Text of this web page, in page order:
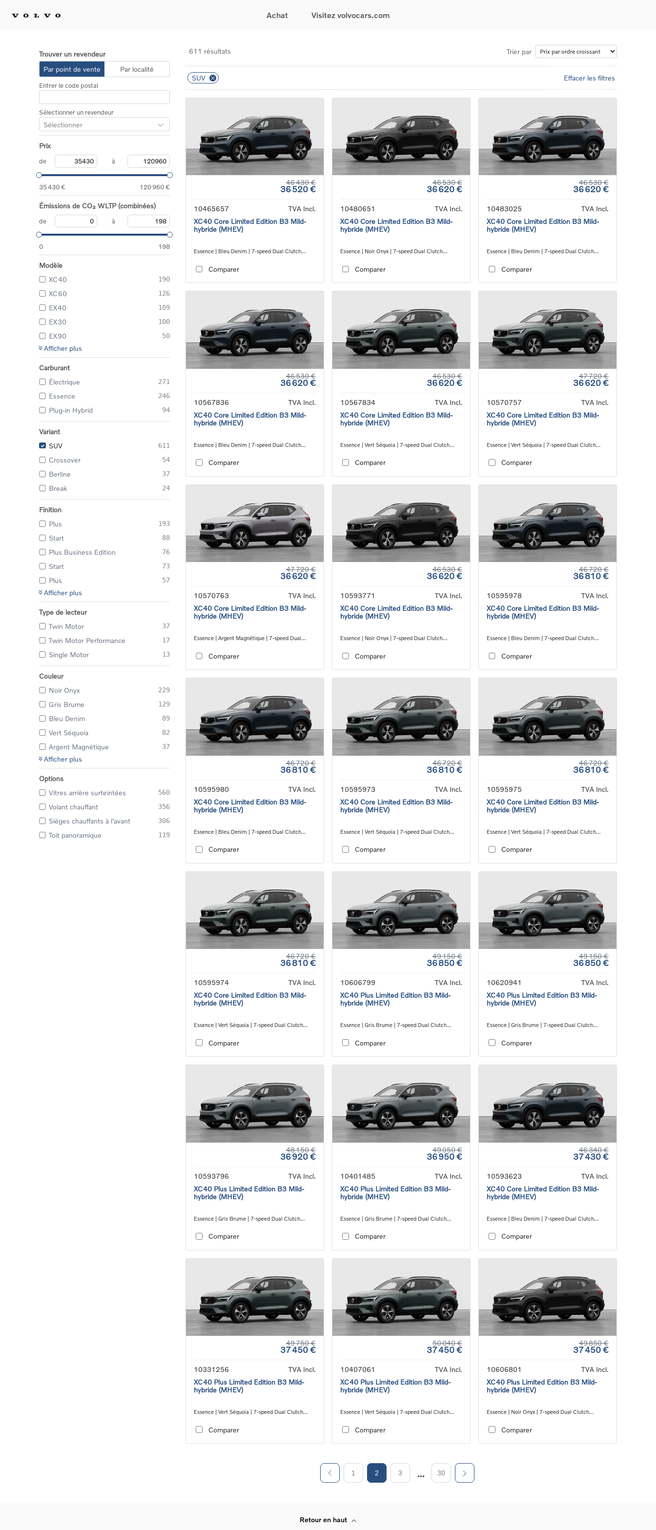
Achat
EX40
EC40
ES90
XC40
XC60
XC90
V60
Voitures hybrides
rechargeables
Berline
Crossover
Visitez volvocars.com
Configurez votre voiture
Offres du moment
Voitures d'occasion
Voitures de société &
Flotte
Diplomatic & Special sales
Véhicules spéciaux
Voitures électriques
Assurances
Entretien & Réparations
Reprise de votre voiture
Garantie
Service de dépannage
24/7
Trouver un distributeur
Contact
Trouver un revendeur
Par point de vente
Par localité
Entrer le code postal
Sélectionner un revendeur
Sélectionner
Prix
de à
35 430 € 120 960 €
Émissions de CO₂ WLTP (combinées)
de à
0 198
Modèle
XC40
190
XC60 126
EX40 109
EX30 100
EX90 50
Afficher plus
Carburant
Électrique
271
Essence 246
Plug-in Hybrid 94
Variant
SUV
611
Crossover 54
Berline 37
Break 24
Finition
Plus
193
Start 88
Plus Business Edition 76
Start 73
Plus 57
Afficher plus
Type de lecteur
Twin Motor
37
Twin Motor Performance 17
Single Motor 13
Couleur
Noir Onyx
229
Gris Brume 129
Bleu Denim 89
Vert Séquoia 82
Argent Magnétique 37
Afficher plus
Options
Vitres arrière surteintées
560
Volant chauffant 356
Sièges chauffants à l'avant 306
Toit panoramique 119
611 résultats Trier par
SUV Effacer les filtres
46 430 €
36 520 €
10465657
TVA Incl.
XC40 Core Limited Edition B3 Mild-
hybride (MHEV)
Essence | Bleu Denim | 7-speed Dual Clutch
Comparer
46 530 €
36 620 €
10480651
TVA Incl.
XC40 Core Limited Edition B3 Mild-
hybride (MHEV)
Essence | Noir Onyx | 7-speed Dual Clutch
Comparer
46 530 €
36 620 €
10483025
TVA Incl.
XC40 Core Limited Edition B3 Mild-
hybride (MHEV)
Essence | Bleu Denim | 7-speed Dual Clutch
Comparer
46 530 €
36 620 €
10567836
TVA Incl.
XC40 Core Limited Edition B3 Mild-
hybride (MHEV)
Essence | Bleu Denim | 7-speed Dual Clutch
Comparer
46 530 €
36 620 €
10567834
TVA Incl.
XC40 Core Limited Edition B3 Mild-
hybride (MHEV)
Essence | Vert Séquoia | 7-speed Dual Clutch
Comparer
47 720 €
36 620 €
10570757
TVA Incl.
XC40 Core Limited Edition B3 Mild-
hybride (MHEV)
Essence | Vert Séquoia | 7-speed Dual Clutch
Comparer
47 720 €
36 620 €
10570763
TVA Incl.
XC40 Core Limited Edition B3 Mild-
hybride (MHEV)
Essence | Argent Magnétique | 7-speed Dual
Comparer
46 530 €
36 620 €
10593771
TVA Incl.
XC40 Core Limited Edition B3 Mild-
hybride (MHEV)
Essence | Noir Onyx | 7-speed Dual Clutch
Comparer
46 720 €
36 810 €
10595978
TVA Incl.
XC40 Core Limited Edition B3 Mild-
hybride (MHEV)
Essence | Bleu Denim | 7-speed Dual Clutch
Comparer
46 720 €
36 810 €
10595980
TVA Incl.
XC40 Core Limited Edition B3 Mild-
hybride (MHEV)
Essence | Bleu Denim | 7-speed Dual Clutch
Comparer
46 720 €
36 810 €
10595973
TVA Incl.
XC40 Core Limited Edition B3 Mild-
hybride (MHEV)
Essence | Vert Séquoia | 7-speed Dual Clutch
Comparer
46 720 €
36 810 €
10595975
TVA Incl.
XC40 Core Limited Edition B3 Mild-
hybride (MHEV)
Essence | Vert Séquoia | 7-speed Dual Clutch
Comparer
46 720 €
36 810 €
10595974
TVA Incl.
XC40 Core Limited Edition B3 Mild-
hybride (MHEV)
Essence | Vert Séquoia | 7-speed Dual Clutch
Comparer
49 150 €
36 850 €
10606799
TVA Incl.
XC40 Plus Limited Edition B3 Mild-
hybride (MHEV)
Essence | Gris Brume | 7-speed Dual Clutch
Comparer
49 150 €
36 850 €
10620941
TVA Incl.
XC40 Plus Limited Edition B3 Mild-
hybride (MHEV)
Essence | Gris Brume | 7-speed Dual Clutch
Comparer
48 150 €
36 920 €
10593796
TVA Incl.
XC40 Plus Limited Edition B3 Mild-
hybride (MHEV)
Essence | Gris Brume | 7-speed Dual Clutch
Comparer
49 050 €
36 950 €
10401485
TVA Incl.
XC40 Plus Limited Edition B3 Mild-
hybride (MHEV)
Essence | Gris Brume | 7-speed Dual Clutch
Comparer
46 340 €
37 430 €
10593623
TVA Incl.
XC40 Core Limited Edition B3 Mild-
hybride (MHEV)
Essence | Bleu Denim | 7-speed Dual Clutch
Comparer
49 750 €
37 450 €
10331256
TVA Incl.
XC40 Plus Limited Edition B3 Mild-
hybride (MHEV)
Essence | Vert Séquoia | 7-speed Dual Clutch
Comparer
50 040 €
37 450 €
10407061
TVA Incl.
XC40 Plus Limited Edition B3 Mild-
hybride (MHEV)
Essence | Vert Séquoia | 7-speed Dual Clutch
Comparer
49 850 €
37 450 €
10606801
TVA Incl.
XC40 Plus Limited Edition B3 Mild-
hybride (MHEV)
Essence | Noir Onyx | 7-speed Dual Clutch
Comparer
1 2 3 30
Retour en haut